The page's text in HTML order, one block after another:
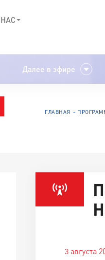
Далее в эфире
ГЛАВНАЯ
3 августа